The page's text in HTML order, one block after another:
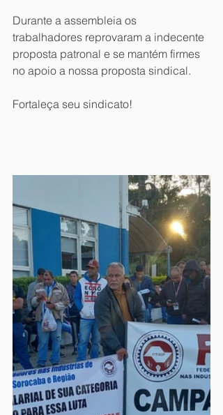
Durante a assembleia os
trabalhadores reprovaram a indecente
proposta patronal e se mantém firmes
no apoio a nossa proposta sindical.
Fortaleça seu sindicato!